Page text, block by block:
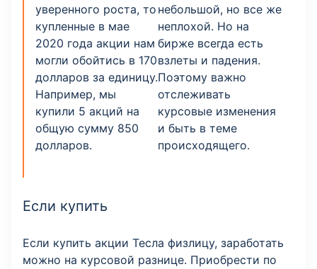
уверенного роста, то
купленные в мае
2020 года акции нам
могли обойтись в 170
долларов за единицу.
Например, мы
купили 5 акций на
общую сумму 850
долларов.
небольшой, но все же
неплохой. Но на
бирже всегда есть
взлеты и падения.
Поэтому важно
отслеживать
курсовые изменения
и быть в теме
происходящего.
Если купить
Если купить акции Тесла физлицу, заработать
можно на курсовой разнице. Приобрести по